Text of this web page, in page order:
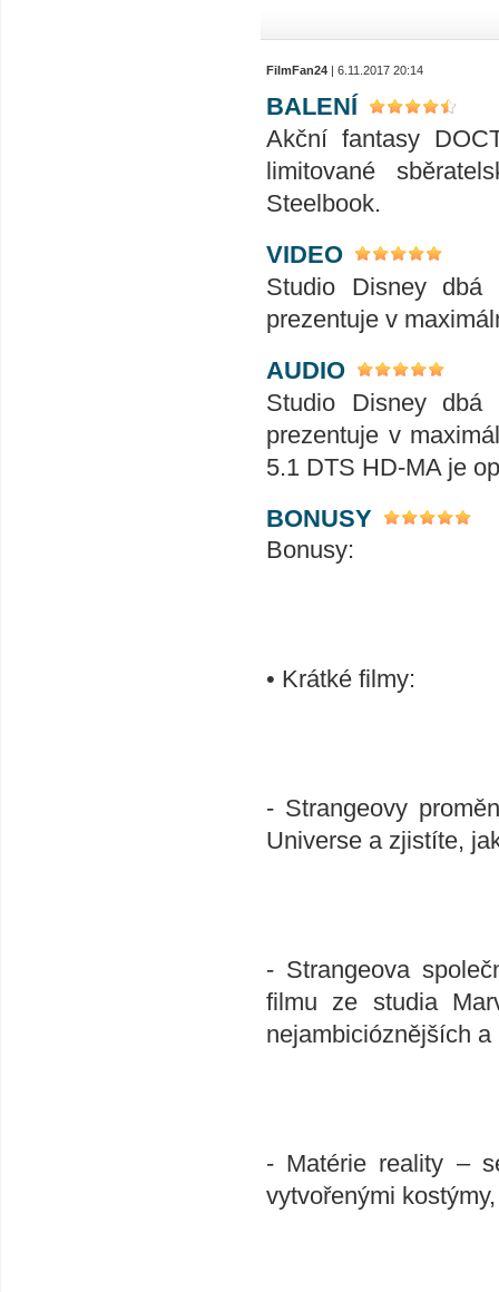
FilmFan24 | 6.11.2017 20:14
BALENÍ
Akční fantasy
limitované
Steelbook.
VIDEO
Studio Disney
prezentuje v
AUDIO
Studio Disney
prezentuje v
5.1 DTS HD-MA je
BONUSY
Bonusy:
• Krátké filmy:
- Strangeovy
Universe a zjistíte,
- Strangeova
filmu ze studia
nejambicióznějších
- Matérie reality –
vytvořenými